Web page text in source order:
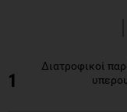
1
Διατροφικοί